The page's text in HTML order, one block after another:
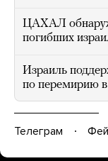
ЦАХАЛ
погибших
Израиль
по перемирию
Телеграм